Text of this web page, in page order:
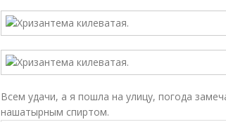
Всем удачи, а я пошла на улицу, погода
нашатырным спиртом.